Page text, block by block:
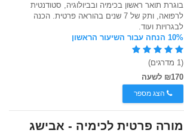
בוגרת תואר ראשון בכימיה ובביולוגיה, סטודנטית
לרפואה, ותק של 7 שנים בהוראה פרטית. הכנה
לבגרויות ועוד.
10% הנחה עבור השיעור הראשון
(1 מדרגים)
₪170 לשעה
הצג מספר
מורה פרטית לכימיה - אבישג